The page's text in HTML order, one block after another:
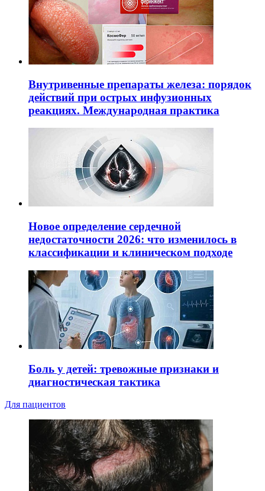
Внутривенные препараты железа: порядок
действий при острых инфузионных
реакциях. Международная практика
Новое определение сердечной
недостаточности 2026: что изменилось в
классификации и клиническом подходе
Боль у детей: тревожные признаки и
диагностическая тактика
Для пациентов